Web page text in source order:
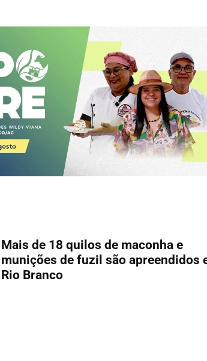
Mais de 18 quilos de maconha e
munições de fuzil são apreendidos
Rio Branco